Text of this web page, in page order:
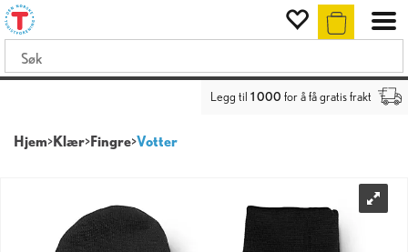
Legg til 1 000 for å få gratis frakt
Hjem>Klær>Fingre>Votter